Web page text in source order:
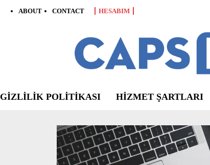
ABOUT CONTACT HESABIM
GIZLILIK POLITIKASI HIZMET ŞARTLARI